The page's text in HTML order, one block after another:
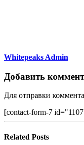
Whitepeaks Admin
Добавить
Для отправки
[contact-form-7
Related Posts